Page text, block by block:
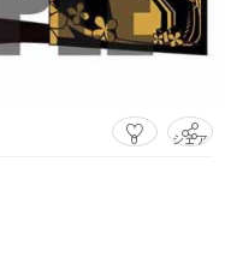
0 シェア